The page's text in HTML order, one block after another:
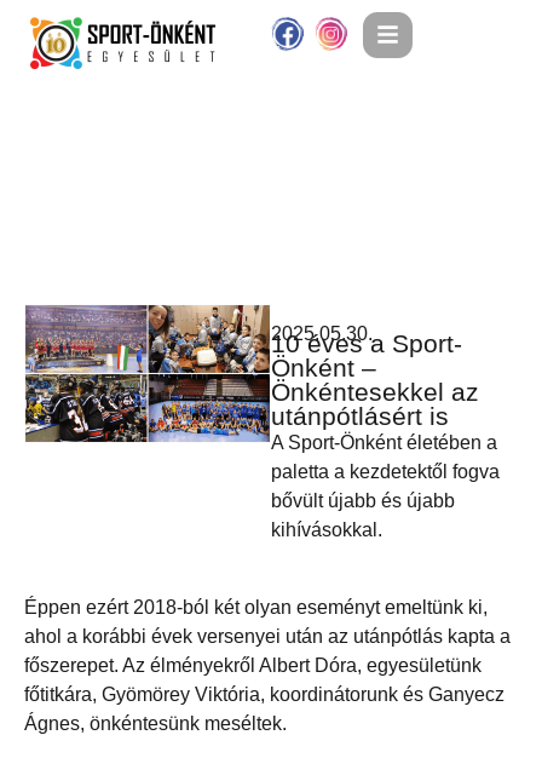
2025.05.30.
10 éves a Sport-
Önként –
Önkéntesekkel az
utánpótlásért is
A Sport-Önként életében a
paletta a kezdetektől fogva
bővült újabb és újabb
kihívásokkal.
Éppen ezért 2018-ból két olyan eseményt emeltünk ki,
ahol a korábbi évek versenyei után az utánpótlás kapta a
főszerepet. Az élményekről Albert Dóra, egyesületünk
főtitkára, Gyömörey Viktória, koordinátorunk és Ganyecz
Ágnes, önkéntesünk meséltek.